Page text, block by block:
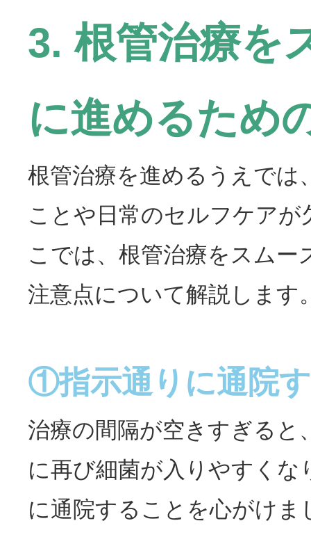
3. 根管治療を
に進めるため
根管治療を進めるうえでは
ことや日常のセルフケアが
こでは、根管治療をスムー
注意点について解説します
①指示通りに通院
治療の間隔が空きすぎると
に再び細菌が入りやすくな
に通院することを心がけま